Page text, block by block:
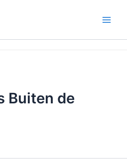
Buiten de